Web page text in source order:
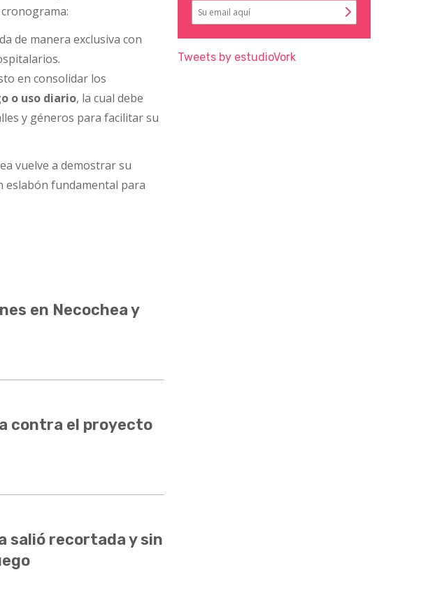
de manera exclusiva con
en consolidar los
o uso diario, la cual debe
y géneros para facilitar su
vuelve a demostrar su
eslabón fundamental para
en Necochea y
contra el proyecto
salió recortada y sin
Tweets by estudioVork